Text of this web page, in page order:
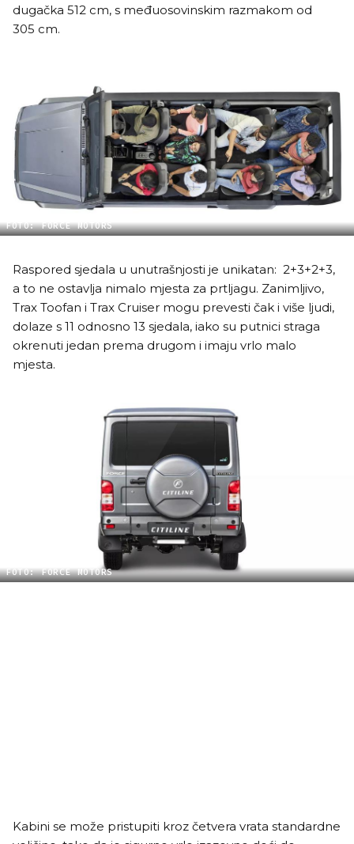
dugačka 512 cm, s međuosovinskim razmakom od
305 cm.
FOTO: FORCE MOTORS
Raspored sjedala u unutrašnjosti je unikatan: 2+3+2+3,
a to ne ostavlja nimalo mjesta za prtljagu. Zanimljivo,
Trax Toofan i Trax Cruiser mogu prevesti čak i više ljudi,
dolaze s 11 odnosno 13 sjedala, iako su putnici straga
okrenuti jedan prema drugom i imaju vrlo malo
mjesta.
FOTO: FORCE MOTORS
Kabini se može pristupiti kroz četvera vrata standardne